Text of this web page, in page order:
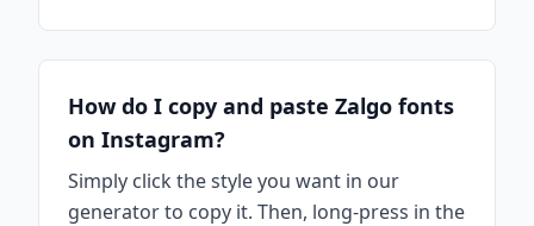
How do I copy and paste Zalgo fonts
on Instagram?
Simply click the style you want in our
generator to copy it. Then, long-press in the